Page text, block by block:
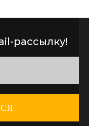
рассылку!